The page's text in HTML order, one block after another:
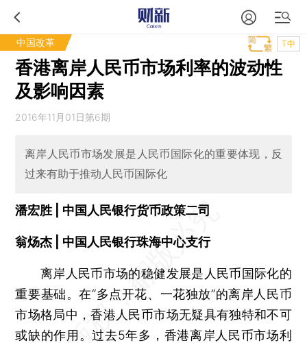
中国改革 T中
香港离岸人民币市场利率的波动性
及影响因素
2016年11月01日第6期
离岸人民币市场发展是人民币国际化的重要体现，反
过来有助于推动人民币国际化
潘宏胜 | 中国人民银行货币政策二司
翁炀杰 | 中国人民银行珠海中心支行
离岸人民币市场的稳健发展是人民币国际化的
重要基础。在“多点开花、一花独放”的离岸人民币
市场格局中，香港人民币市场无疑具有独特和不可
或缺的作用。过去5年多，香港离岸人民币市场利